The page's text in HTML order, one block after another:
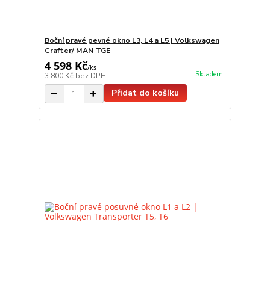
Boční pravé pevné okno L3, L4 a L5 | Volkswagen
Crafter/ MAN TGE
4 598 Kč/ks
3 800 Kč bez DPH Skladem
Přidat do košíku